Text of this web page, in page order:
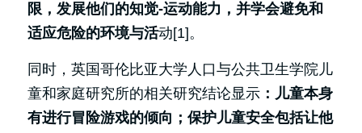
限，发展他们的知觉-运动能力，并学会避免和
适应危险的环境与活动[1]。
同时，英国哥伦比亚大学人口与公共卫生学院儿
童和家庭研究所的相关研究结论显示 ：儿童本身
有进行冒险游戏的倾向；保护儿童安全包括让他